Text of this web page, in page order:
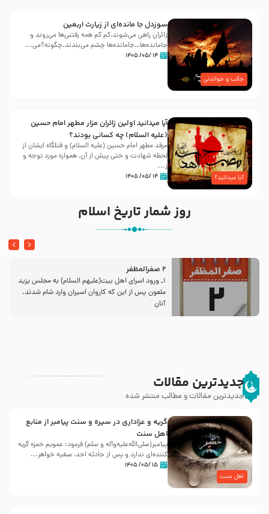
جالب و خواندنی
سوزدل جا مانده‌ای از زیارت اربعین
زائران راهی می‌شوند،کم‌ کم همه رفتنی‌ها می‌روند و
جامانده‌ها…جامانده‌ها چشم می‌بندند.چگونه؟می‌...
۱۴ /۰۵/ ۱۴۰۵
آیا میدانید؟
آیا میدانید اولین زائران مزار مطهر امام حسین
(علیه السلام) چه کسانی بودند؟
مرقد مطهر امام حسین (علیه السلام) و قتلگاه ایشان از
لحظه شهادت و حتی پیش از آن، همواره مورد توجه و
ز...
۱۴ /۰۵/ ۱۴۰۵
روز شمار تاریخ اسلام
2 صفرالمظفر
1ـ ورود اسراى اهل بیت‌(علیهم السلام) به مجلس یزید
ملعون پس از این كه كاروان اسیران وارد شام شدند،
آنان
جدیدترین مقالات
جدیدترین مقالات و مطالب منتشر شده
اهل سنت
گریه و عزاداری در سیره و سنت پیامبر از منابع
اهل سنت
پیامبر(صلی‌الله‌علیه‌وآله و سلم) فرمود: عمویم حمزه گریه
کننده‌ای ندارد و پس از حادثه احد، صفیه خواهر...
۱۵ /۰۵/ ۱۴۰۵